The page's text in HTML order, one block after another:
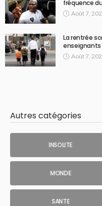
fréquence
Août 7,
La rentrée
enseignants
Août 7,
Autres catégories
INSOLITE
MONDE
SANTE